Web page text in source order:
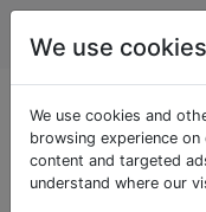
We use cookies
We use cookies and
browsing experience
content and targeted
understand where our